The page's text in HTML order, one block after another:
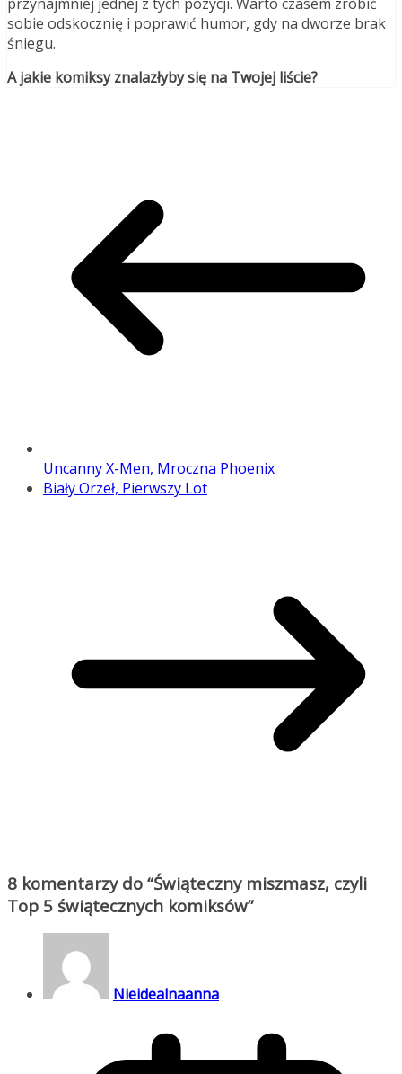
sobie odskocznię i poprawić humor, gdy na dworze brak
śniegu.
A jakie komiksy znalazłyby się na Twojej liście?
Uncanny X-Men, Mroczna Phoenix
Biały Orzeł, Pierwszy Lot
8 komentarzy do “Świąteczny miszmasz, czyli
Top 5 świątecznych komiksów”
Nieidealnaanna